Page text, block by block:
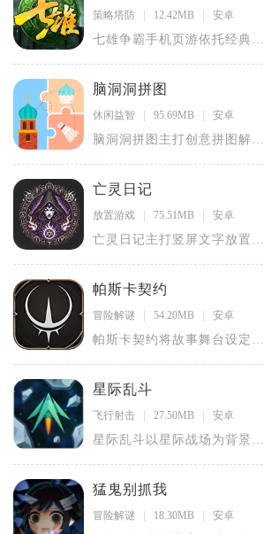
策略塔防 12.42MB 安卓
七雄争霸手机页游依托经典战
脑洞洞拼图
休闲益智 95.69MB 安卓
脑洞洞拼图主打创意拼图解
亡灵日记
放置游戏 75.51MB 安卓
亡灵日记主打竖屏文字放置策
帕斯卡契约
冒险解谜 54.20MB 安卓
帕斯卡契约将故事舞台设定在
星际乱斗
飞行射击 27.50MB 安卓
星际乱斗以星际战场为背景，
猛鬼别抓我
冒险解谜 18.30MB 安卓